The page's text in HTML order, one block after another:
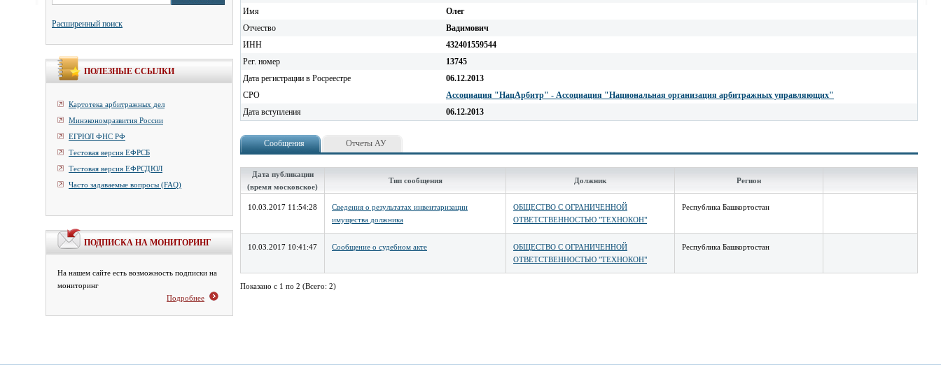
Расширенный поиск
ПОЛЕЗНЫЕ ССЫЛКИ
Картотека арбитражных дел
Минэкономразвития России
ЕГРЮЛ ФНС РФ
Тестовая версия ЕФРСБ
Тестовая версия ЕФРСДЮЛ
Часто задаваемые вопросы (FAQ)
ПОДПИСКА НА МОНИТОРИНГ
На нашем сайте есть возможность подписки на
мониторинг
Подробнее
Имя
Олег
Отчество
Вадимович
ИНН
432401559544
Рег. номер
13745
Дата регистрации в Росреестре
06.12.2013
СРО
Ассоциация "НацАрбитр" - Ассоциация "Национальная организация арбитражных управляющих"
Дата вступления
06.12.2013
Сообщения Отчеты АУ
Дата публикации
(время московское)
Тип сообщения Должник Регион
10.03.2017 11:54:28
Сведения о результатах инвентаризации
имущества должника
ОБЩЕСТВО С ОГРАНИЧЕННОЙ
ОТВЕТСТВЕННОСТЬЮ "ТЕХНОКОН"
Республика Башкортостан
10.03.2017 10:41:47 Сообщение о судебном акте
ОБЩЕСТВО С ОГРАНИЧЕННОЙ
ОТВЕТСТВЕННОСТЬЮ "ТЕХНОКОН"
Республика Башкортостан
Показано с 1 по 2 (Всего: 2)